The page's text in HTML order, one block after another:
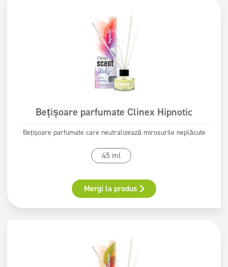
Bețișoare parfumate Clinex Hipnotic
Bețișoare parfumate care neutralizează mirosurile neplăcute
45 ml
Mergi la produs